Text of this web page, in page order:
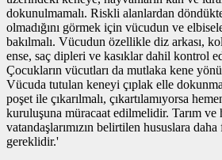
dokunulmamalı. Riskli alanlardan
olmadığını görmek için vücudun ve
bakılmalı. Vücudun özellikle diz arkası,
ense, saç dipleri ve kasıklar dahil kontrol
Çocukların vücutları da mutlaka kene
Vücuda tutulan keneyi çıplak elle
poşet ile çıkarılmalı, çıkartılamıyorsa
kuruluşuna müracaat edilmelidir. Tarım ve
vatandaşlarımızın belirtilen hususlara
gereklidir.'